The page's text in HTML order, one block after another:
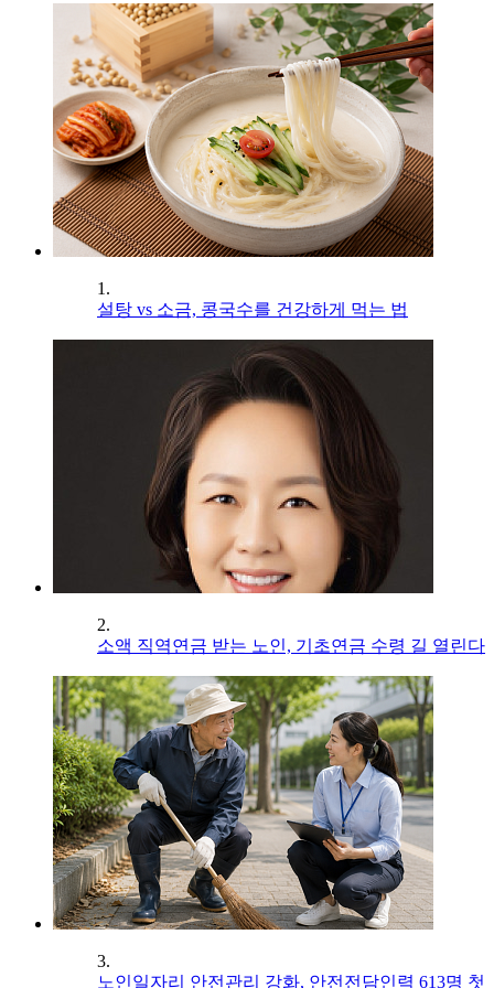
1.
설탕 vs 소금, 콩국수를 건강하게 먹는 법
2.
소액 직역연금 받는 노인, 기초연금 수령 길 열린다
3.
노인일자리 안전관리 강화, 안전전담인력 613명 첫